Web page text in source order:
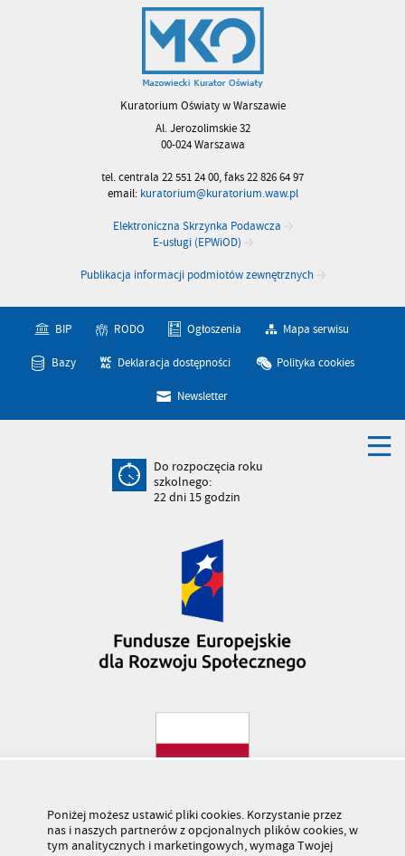
Kuratorium Oświaty w Warszawie
Al. Jerozolimskie 32
00-024 Warszawa
tel. centrala 22 551 24 00, faks 22 826 64 97
email: kuratorium@kuratorium.waw.pl
Elektroniczna Skrzynka Podawcza
E-usługi (EPWiOD)
Publikacja informacji podmiotów zewnętrznych
BIP RODO Ogłoszenia Mapa serwisu
Bazy Deklaracja dostępności Polityka cookies
Newsletter
Do rozpoczęcia roku
szkolnego:
22dni 15godzin
Poniżej możesz ustawić pliki cookies. Korzystanie przez
nas i naszych partnerów z opcjonalnych plików cookies, w
tym analitycznych i marketingowych, wymaga Twojej